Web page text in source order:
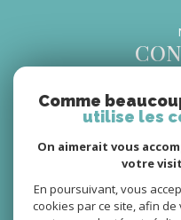
06
46 BD HUBERT
Comme
utilise les
On aimerait vous
votre
En poursuivant, vous
cookies par ce site, afin